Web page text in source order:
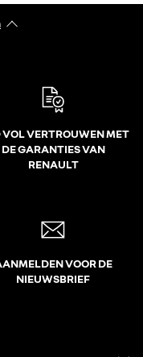
VOL VERTROUWEN MET
DE GARANTIES VAN
RENAULT
VOOR DE
NIEUWSBRIEF